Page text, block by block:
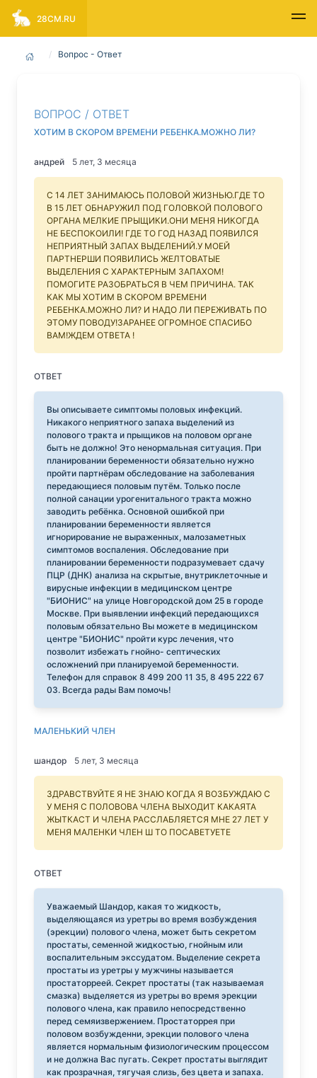
28CM.RU
Вопрос - Ответ
ВОПРОС / ОТВЕТ
ХОТИМ В СКОРОМ ВРЕМЕНИ РЕБЕНКА.МОЖНО ЛИ?
андрей 5 лет, 3 месяца
С 14 ЛЕТ ЗАНИМАЮСЬ ПОЛОВОЙ ЖИЗНЬЮ.ГДЕ ТО
В 15 ЛЕТ ОБНАРУЖИЛ ПОД ГОЛОВКОЙ ПОЛОВОГО
ОРГАНА МЕЛКИЕ ПРЫЩИКИ.ОНИ МЕНЯ НИКОГДА
НЕ БЕСПОКОИЛИ! ГДЕ ТО ГОД НАЗАД ПОЯВИЛСЯ
НЕПРИЯТНЫЙ ЗАПАХ ВЫДЕЛЕНИЙ.У МОЕЙ
ПАРТНЕРШИ ПОЯВИЛИСЬ ЖЕЛТОВАТЫЕ
ВЫДЕЛЕНИЯ С ХАРАКТЕРНЫМ ЗАПАХОМ!
ПОМОГИТЕ РАЗОБРАТЬСЯ В ЧЕМ ПРИЧИНА. ТАК
КАК МЫ ХОТИМ В СКОРОМ ВРЕМЕНИ
РЕБЕНКА.МОЖНО ЛИ? И НАДО ЛИ ПЕРЕЖИВАТЬ ПО
ЭТОМУ ПОВОДУ!ЗАРАНЕЕ ОГРОМНОЕ СПАСИБО
ВАМ!ЖДЕМ ОТВЕТА !
ОТВЕТ
Вы описываете симптомы половых инфекций.
Никакого неприятного запаха выделений из
полового тракта и прыщиков на половом органе
быть не должно! Это ненормальная ситуация. При
планировании беременности обязательно нужно
пройти партнёрам обследование на заболевания
передающиеся половым путём. Только после
полной санации урогенитального тракта можно
заводить ребёнка. Основной ошибкой при
планировании беременности является
игнорирование не выраженных, малозаметных
симптомов воспаления. Обследование при
планировании беременности подразумевает сдачу
ПЦР (ДНК) анализа на скрытые, внутриклеточные и
вирусные инфекции в медицинском центре
"БИОНИС" на улице Новгородской дом 25 в городе
Москве. При выявлении инфекций передающихся
половым обязательно Вы можете в медицинском
центре "БИОНИС" пройти курс лечения, что
позволит избежать гнойно- септических
осложнений при планируемой беременности.
Телефон для справок 8 499 200 11 35, 8 495 222 67
03. Всегда рады Вам помочь!
МАЛЕНЬКИЙ ЧЛЕН
шандор 5 лет, 3 месяца
ЗДРАВСТВУЙТЕ Я НЕ ЗНАЮ КОГДА Я ВОЗБУЖДАЮ С
У МЕНЯ С ПОЛОВОВА ЧЛЕНА ВЫХОДИТ КАКАЯТА
ЖЫТКАСТ И ЧЛЕНА РАССЛАБЛЯЕТСЯ МНЕ 27 ЛЕТ У
МЕНЯ МАЛЕНКИ ЧЛЕН Ш ТО ПОСАВЕТУЕТЕ
ОТВЕТ
Уважаемый Шандор, какая то жидкость,
выделяющаяся из уретры во время возбуждения
(эрекции) полового члена, может быть секретом
простаты, семенной жидкостью, гнойным или
воспалительным экссудатом. Выделение секрета
простаты из уретры у мужчины называется
простаторреей. Секрет простаты (так называемая
смазка) выделяется из уретры во время эрекции
полового члена, как правило непосредственно
перед семяизвержением. Простаторрея при
половом возбужденни, эрекции полового члена
является нормальным физиологическим процессом
и не должна Вас пугать. Секрет простаты выглядит
как прозрачная, тягучая слизь, без цвета и запаха.